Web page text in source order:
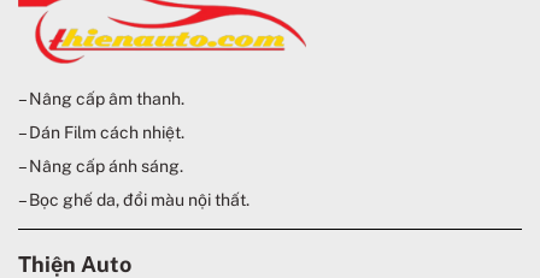
– Nâng cấp âm thanh.
– Dán Film cách nhiệt.
– Nâng cấp ánh sáng.
– Bọc ghế da, đổi màu nội thất.
Thiện Auto